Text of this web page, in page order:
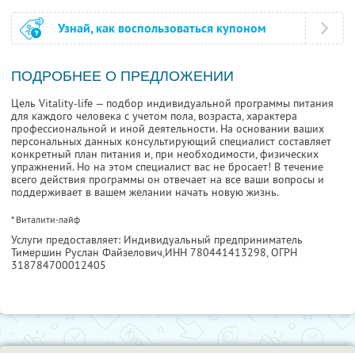
Узнай, как воспользоваться купоном
ПОДРОБНЕЕ О ПРЕДЛОЖЕНИИ
Цель Vitality-life — подбор индивидуальной программы питания
для каждого человека с учетом пола, возраста, характера
профессиональной и иной деятельности. На основании ваших
персональных данных консультирующий специалист составляет
конкретный план питания и, при необходимости, физических
упражнений. Но на этом специалист вас не бросает! В течение
всего действия программы он отвечает на все ваши вопросы и
поддерживает в вашем желании начать новую жизнь.
* Виталити-лайф
Услуги предоставляет: Индивидуальный предприниматель
Тимершин Руслан Файзелович,ИНН 780441413298, ОГРН
318784700012405